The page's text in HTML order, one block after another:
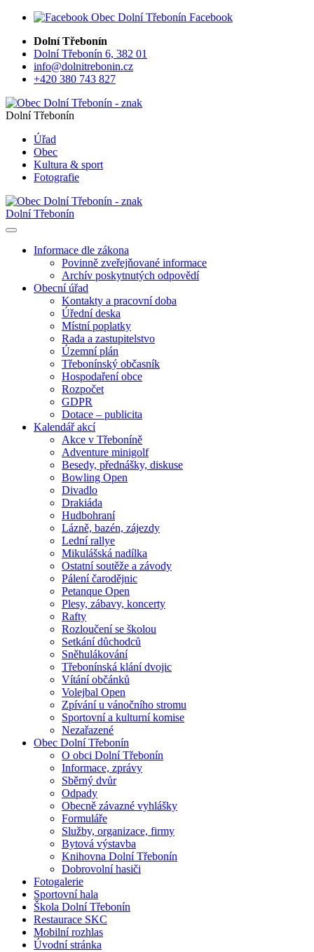
Facebook
Dolní Třebonín
Dolní Třebonín 6, 382 01
info@dolnitrebonin.cz
+420 380 743 827
Dolní Třebonín
Úřad
Obec
Kultura & sport
Fotografie
Dolní Třebonín
Informace dle zákona
Povinně zveřejňované informace
Archív poskytnutých odpovědí
Obecní úřad
Kontakty a pracovní doba
Úřední deska
Místní poplatky
Rada a zastupitelstvo
Územní plán
Třebonínský občasník
Hospodaření obce
Rozpočet
GDPR
Dotace – publicita
Kalendář akcí
Akce v Třeboníně
Adventure minigolf
Besedy, přednášky, diskuse
Bowling Open
Divadlo
Drakiáda
Hudbohraní
Lázně, bazén, zájezdy
Lední rallye
Mikulášská nadílka
Ostatní soutěže a závody
Pálení čarodějnic
Petanque Open
Plesy, zábavy, koncerty
Rafty
Rozloučení se školou
Setkání důchodců
Sněhulákování
Třebonínská klání dvojic
Vítání občánků
Volejbal Open
Zpívání u vánočního stromu
Sportovní a kulturní komise
Nezařazené
Obec Dolní Třebonín
O obci Dolní Třebonín
Informace, zprávy
Sběrný dvůr
Odpady
Obecně závazné vyhlášky
Formuláře
Služby, organizace, firmy
Bytová výstavba
Knihovna Dolní Třebonín
Dobrovolní hasiči
Fotogalerie
Sportovní hala
Škola Dolní Třebonín
Restaurace SKC
Mobilní rozhlas
Úvodní stránka